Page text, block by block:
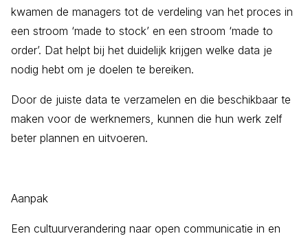
kwamen de managers tot de verdeling van het proces in
een stroom ‘made to stock’ en een stroom ‘made to
order’. Dat helpt bij het duidelijk krijgen welke data je
nodig hebt om je doelen te bereiken.
Door de juiste data te verzamelen en die beschikbaar te
maken voor de werknemers, kunnen die hun werk zelf
beter plannen en uitvoeren.
Aanpak
Een cultuurverandering naar open communicatie in en